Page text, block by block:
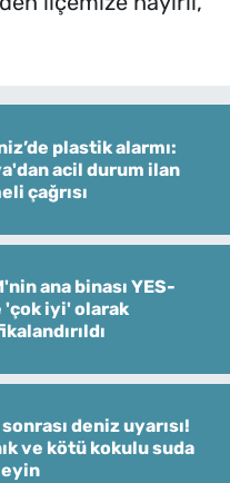
plastik alarmı:
acil durum ilan
çağrısı
ana binası YES-
'çok iyi' olarak
sonrası deniz uyarısı!
ve kötü kokulu suda